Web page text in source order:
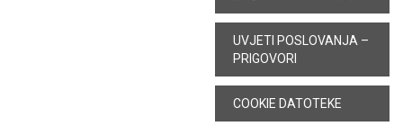
UVJETI POSLOVANJA –
PRIGOVORI
COOKIE DATOTEKE